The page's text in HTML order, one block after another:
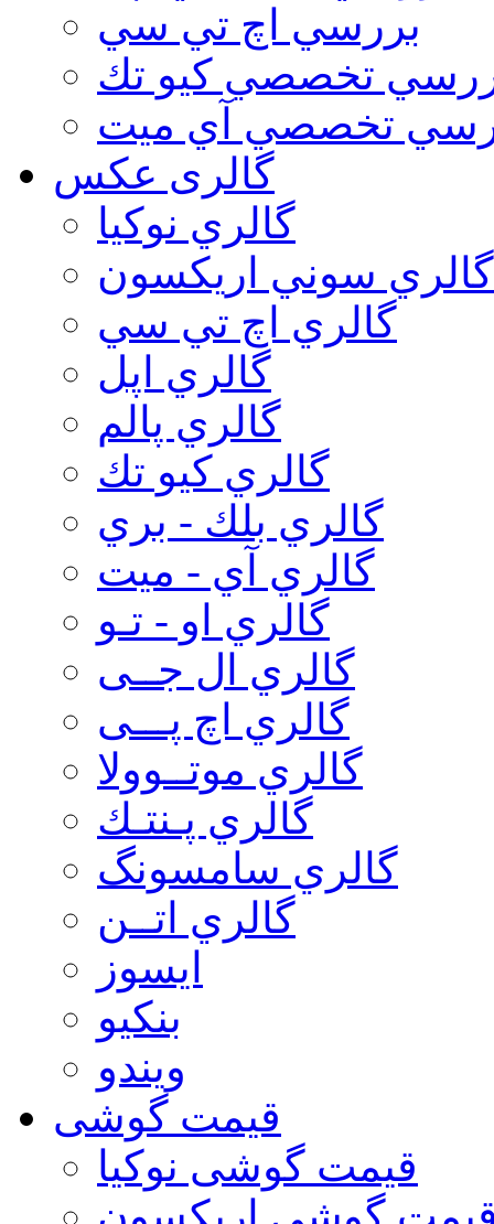
بررسي اچ تي سي
تخصصي كيو تك
تخصصي آي ميت
گالری عکس
گالري نوكيا
گالري سوني اريكسون
گالري اچ تي سي
گالري اپل
گالري پالم
گالري كيو تك
گالري بلك - بري
گالري آي - ميت
گالري او - تـو
گالري ال جــی
گالري اچ پـــی
گالري موتــوولا
گالري پـنتـك
گالري سامسونگ
گالري اتــن
ایسوز
بنکیو
ویندو
قیمت گوشی
قیمت گوشی نوكيا